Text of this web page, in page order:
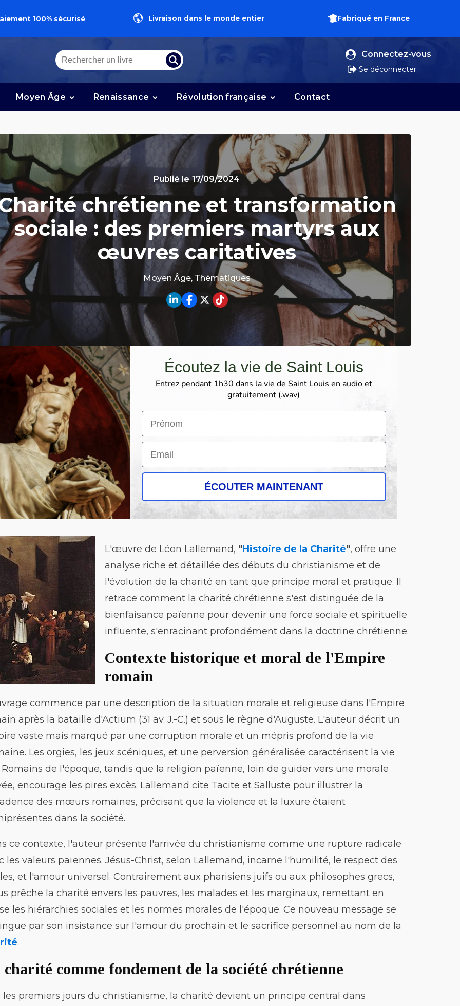
100% sécurisé Livraison dans le monde entier Fabriqué en France
Connectez-vous
Se déconnecter
Moyen Âge Renaissance Révolution française Contact
Publié le 17/09/2024
chrétienne et transformation
sociale : des premiers martyrs aux
œuvres caritatives
Moyen Âge, Thématiques
Écoutez la vie de Saint Louis
Entrez pendant 1h30 dans la vie de Saint Louis en audio et
gratuitement (.wav)
Le nom
Email
ÉCOUTER MAINTENANT
L'œuvre de Léon Lallemand, "Histoire de la Charité", offre une
analyse riche et détaillée des débuts du christianisme et de
l'évolution de la charité en tant que principe moral et pratique. Il
retrace comment la charité chrétienne s'est distinguée de la
bienfaisance païenne pour devenir une force sociale et spirituelle
influente, s'enracinant profondément dans la doctrine chrétienne.
Contexte historique et moral de l'Empire
romain
commence par une description de la situation morale et religieuse dans l'Empire
après la bataille d'Actium (31 av. J.-C.) et sous le règne d'Auguste. L'auteur décrit un
vaste mais marqué par une corruption morale et un mépris profond de la vie
Les orgies, les jeux scéniques, et une perversion généralisée caractérisent la vie
Romains de l'époque, tandis que la religion païenne, loin de guider vers une morale
encourage les pires excès. Lallemand cite Tacite et Salluste pour illustrer la
des mœurs romaines, précisant que la violence et la luxure étaient
dans la société.
ce contexte, l'auteur présente l'arrivée du christianisme comme une rupture radicale
les valeurs païennes. Jésus-Christ, selon Lallemand, incarne l'humilité, le respect des
et l'amour universel. Contrairement aux pharisiens juifs ou aux philosophes grecs,
prêche la charité envers les pauvres, les malades et les marginaux, remettant en
les hiérarchies sociales et les normes morales de l'époque. Ce nouveau message se
par son insistance sur l'amour du prochain et le sacrifice personnel au nom de la
.
charité comme fondement de la société chrétienne
les premiers jours du christianisme, la charité devient un principe central dans